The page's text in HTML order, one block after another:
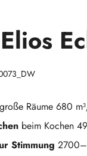
Räume 680
beim Kochen
Stimmung